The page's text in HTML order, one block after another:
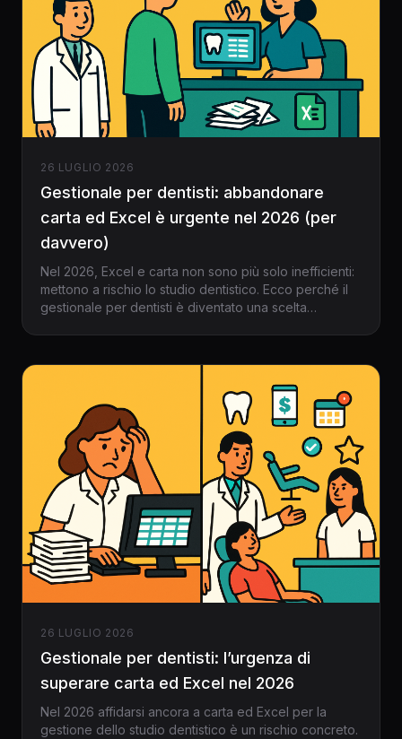
26 LUGLIO 2026
Gestionale per dentisti: abbandonare
carta ed Excel è urgente nel 2026 (per
davvero)
Nel 2026, Excel e carta non sono più solo inefficienti:
mettono a rischio lo studio dentistico. Ecco perché il
gestionale per dentisti è diventato una scelta
26 LUGLIO 2026
Gestionale per dentisti: l’urgenza di
superare carta ed Excel nel 2026
Nel 2026 affidarsi ancora a carta ed Excel per la
gestione dello studio dentistico è un rischio concreto.